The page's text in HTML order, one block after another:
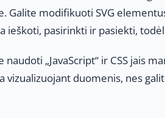
Galite modifikuoti SVG
pasirinkti ir pasiekti, todėl
„JavaScript“ ir CSS jais
vizualizuojant duomenis, nes